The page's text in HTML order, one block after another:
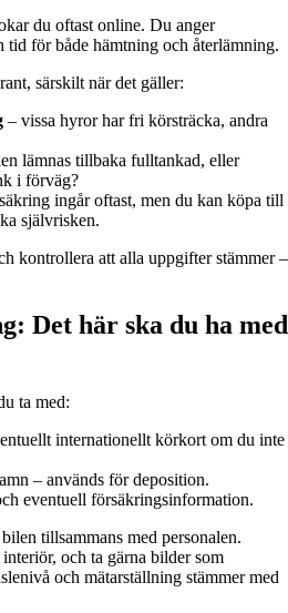
du oftast online. Du anger
tid för både hämtning och återlämning.
särskilt när det gäller:
– vissa hyror har fri körsträcka, andra
lämnas tillbaka fulltankad, eller
i förväg?
ingår oftast, men du kan köpa till
självrisken.
kontrollera att alla uppgifter stämmer –
Det här ska du ha med
ta med:
internationellt körkort om du inte
– används för deposition.
eventuell försäkringsinformation.
tillsammans med personalen.
och ta gärna bilder som
och mätarställning stämmer med